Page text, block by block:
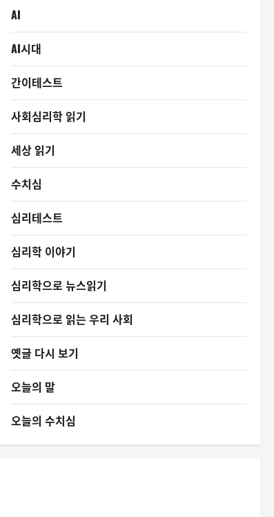
AI
AI시대
간이테스트
사회심리학 읽기
세상 읽기
수치심
심리테스트
심리학 이야기
심리학으로 뉴스읽기
심리학으로 읽는 우리 사회
옛글 다시 보기
오늘의 말
오늘의 수치심